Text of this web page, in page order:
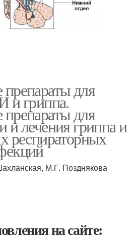
для
и гриппа.
для
и лечения гриппа и
респираторных
М.Г. Позднякова
на сайте: